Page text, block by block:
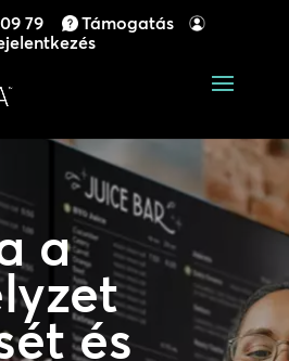
79
Támogatás
a
és